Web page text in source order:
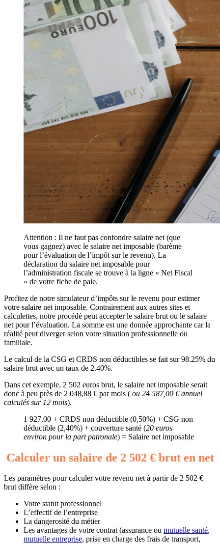
Attention : Il ne faut pas confondre salaire net (que
vous gagnez) avec le salaire net imposable (barème
pour l’évaluation de l’impôt sur le revenu). La
déclaration du salaire net imposable pour
l’administration fiscale se trouve à la ligne « Net Fiscal
» de votre fiche de paie.
Profitez de notre simulateur d’impôts sur le revenu pour estimer
votre salaire net imposable. Contrairement aux autres sites et
calculettes, notre procédé peut accepter le salaire brut ou le salaire
net pour l’évaluation. La somme est une donnée approchante car la
réalité peut diverger selon votre situation professionnelle ou
familiale.
Le calcul de la CSG et CRDS non déductibles se fait sur 98.25% du
salaire brut avec un taux de 2.40%.
Dans cet exemple, 2 502 euros brut, le salaire net imposable serait
donc à peu près de 2 048,88 € par mois ( ou 24 587,00 € annuel
calculés sur 12 mois).
1 927,00 + CRDS non déductible (0,50%) + CSG non
déductible (2,40%) + couverture santé (20 euros
environ pour la part patronale) = Salaire net imposable
Calculer un salaire de 2 502 € brut en net
Les paramètres pour calculer votre revenu net à partir de 2 502 €
brut diffère selon :
Votre statut professionnel
L’effectif de l’entreprise
La dangerosité du métier
Les avantages de votre contrat (assurance ou mutuelle santé,
mutuelle entreprise, prise en charge des frais de transport,